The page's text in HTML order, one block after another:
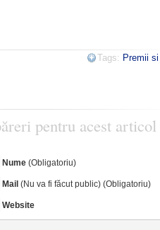
Tags: Premii
pentru acest articol
Nume(Obligatoriu)
Mail(Nu va fi făcut public) (Obligatoriu)
Website